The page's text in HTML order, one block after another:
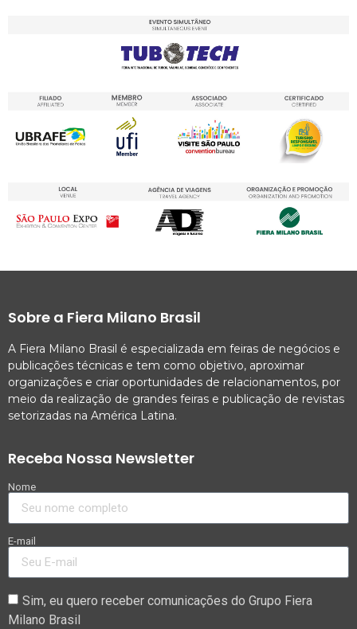
Sobre a Fiera Milano Brasil
A Fiera Milano Brasil é especializada em feiras de negócios e
publicações técnicas e tem como objetivo, aproximar
organizações e criar oportunidades de relacionamentos, por
meio da realização de grandes feiras e publicação de revistas
setorizadas na América Latina.
Receba Nossa Newsletter
Nome
E-mail
Sim, eu quero receber comunicações do Grupo Fiera
Milano Brasil